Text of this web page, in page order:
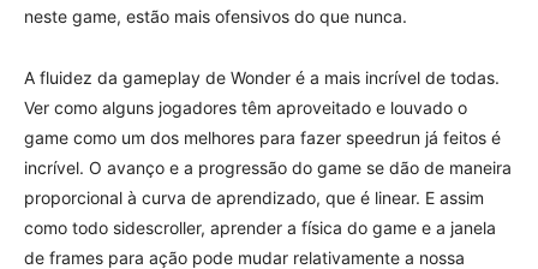
neste game, estão mais ofensivos do que nunca.
A fluidez da gameplay de Wonder é a mais incrível de todas.
Ver como alguns jogadores têm aproveitado e louvado o
game como um dos melhores para fazer speedrun já feitos é
incrível. O avanço e a progressão do game se dão de maneira
proporcional à curva de aprendizado, que é linear. E assim
como todo sidescroller, aprender a física do game e a janela
de frames para ação pode mudar relativamente a nossa